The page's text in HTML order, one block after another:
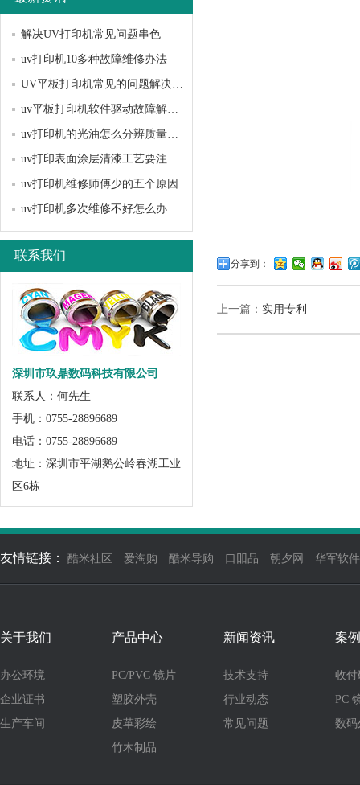
解决UV打印机常见问题串色
uv打印机10多种故障维修办法
UV平板打印机常见的问题解决方法？
uv平板打印机软件驱动故障解决办法
uv打印机的光油怎么分辨质量好坏
uv打印表面涂层清漆工艺要注意哪些问题？
uv打印机维修师傅少的五个原因
uv打印机多次维修不好怎么办
联系我们
深圳市玖鼎数码科技有限公司
联系人：何先生
手机：0755-28896689
电话：0755-28896689
地址：深圳市平湖鹅公岭春湖工业
区6栋
分享到：
上一篇： 实用专利
友情链接： 酷米社区 爱淘购 酷米导购 口吅品 朝夕网 华军软
关于我们
办公环境
企业证书
生产车间
产品中心
PC/PVC 镜片
塑胶外壳
皮革彩绘
竹木制品
新闻资讯
技术支持
行业动态
常见问题
案
收付
PC
数码